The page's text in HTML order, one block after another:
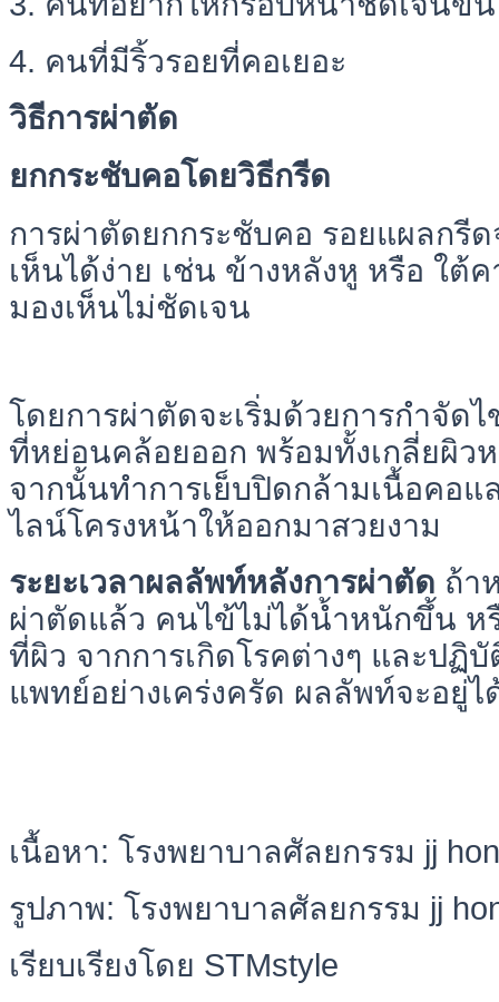
4. คนที่มีริ้วรอยที่คอเยอะ
วิธีการผ่าตัด
ยกกระชับคอโดยวิธีกรีด
การผ่าตัดยกกระชับคอ รอยแผลกรี
เห็นได้ง่าย เช่น ข้างหลังหู หรือ ใต้
มองเห็นไม่ชัดเจน
โดยการผ่าตัดจะเริ่มด้วยการกำจัด
ที่หย่อนคล้อยออก พร้อมทั้งเกลี่ยผิว
จากนั้นทำการเย็บปิดกล้ามเนื้อคอแ
ไลน์โครงหน้าให้ออกมาสวยงาม
ระยะเวลาผลลัพท์หลังการผ่าตัด ถ้า
ผ่าตัดแล้ว คนไข้ไม่ได้น้ำหนักขึ้น ห
ที่ผิว จากการเกิดโรคต่างๆ และปฏิ
แพทย์อย่างเคร่งครัด ผลลัพท์จะอยู่
เนื้อหา: โรงพยาบาลศัลยกรรม jj
รูปภาพ: โรงพยาบาลศัลยกรรม jj
เรียบเรียงโดย STMstyle